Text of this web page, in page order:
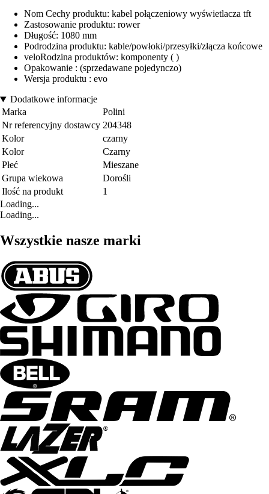
Nom Cechy produktu: kabel połączeniowy wyświetlacza tft
Zastosowanie produktu: rower
Długość: 1080 mm
Podrodzina produktu: kable/powłoki/przesyłki/złącza końcowe
veloRodzina produktów: komponenty ( )
Opakowanie : (sprzedawane pojedynczo)
Wersja produktu : evo
Dodatkowe informacje
Marka
Polini
Nr referencyjny dostawcy 204348
Kolor
czarny
Kolor
Czarny
Płeć
Mieszane
Grupa wiekowa
Dorośli
Ilość na produkt
1
Loading...
Loading...
Wszystkie nasze marki